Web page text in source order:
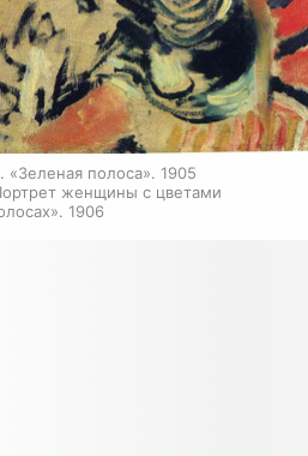
«Зеленая полоса». 1905
женщины с цветами
1906